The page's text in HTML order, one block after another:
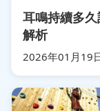
耳鳴持續多
解析
2026年01月19